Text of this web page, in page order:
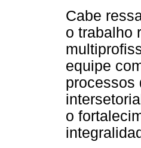
Cabe
o trabalho
equipe
processos
o